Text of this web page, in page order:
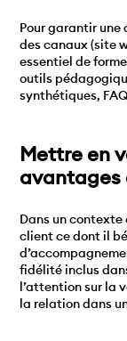
Pour garantir une
des canaux (site
essentiel de
outils
synthétiques,
Mettre en
avantages
Dans un
client ce dont il
fidélité inclus
l’attention sur la
la relation dans